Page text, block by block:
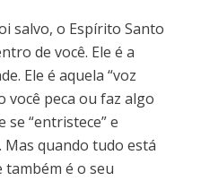
salvo, o Espírito Santo
de você. Ele é a
Ele é aquela “voz
você peca ou faz algo
se “entristece” e
Mas quando tudo está
também é o seu